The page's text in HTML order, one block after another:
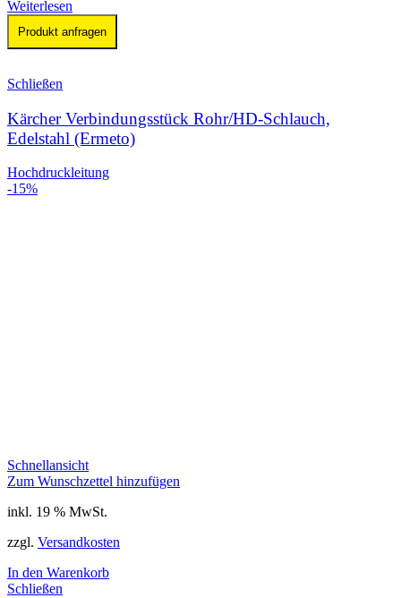
Weiterlesen
Produkt anfragen
Schließen
Kärcher Verbindungsstück Rohr/HD-Schlauch,
Edelstahl (Ermeto)
Hochdruckleitung
-15%
Schnellansicht
Zum Wunschzettel hinzufügen
inkl. 19 % MwSt.
zzgl. Versandkosten
In den Warenkorb
Schließen